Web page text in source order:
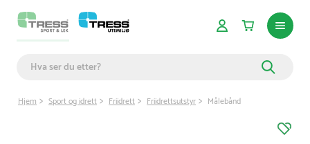
Hjem Sport og idrett Friidrett Friidrettsutstyr Målebånd